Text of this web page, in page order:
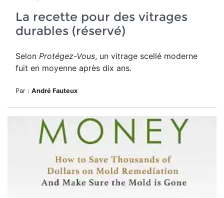
La recette pour des vitrages
durables (réservé)
Selon Protégez-Vous, un vitrage scellé moderne
fuit en moyenne après dix ans.
Par : André Fauteux